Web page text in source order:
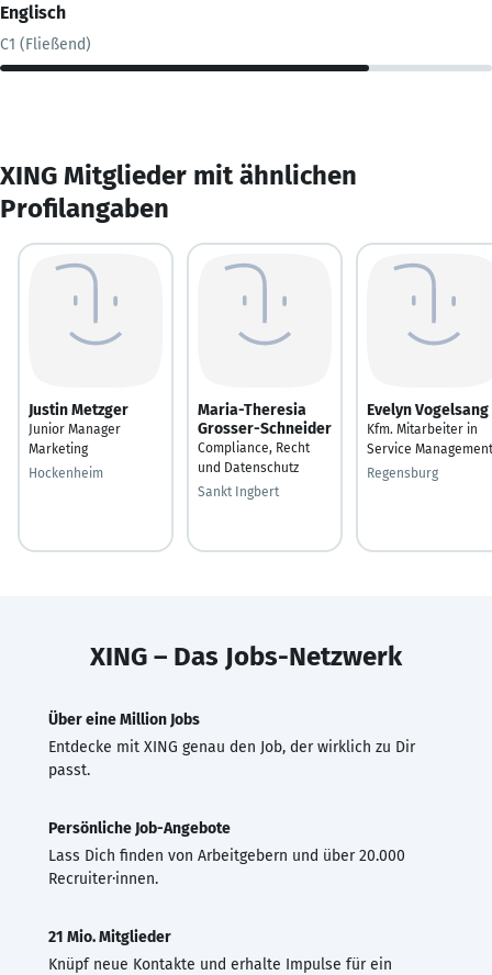
Englisch
C1 (Fließend)
XING Mitglieder mit ähnlichen
Profilangaben
Justin Metzger
Junior Manager
Marketing
Hockenheim
Maria-Theresia
Grosser-Schneider
Compliance, Recht
und Datenschutz
Sankt Ingbert
Evelyn Vogelsang
Kfm. Mitarbeiter in
Service Management
Regensburg
XING – Das Jobs-Netzwerk
Über eine Million Jobs
Entdecke mit XING genau den Job, der wirklich zu Dir
passt.
Persönliche Job-Angebote
Lass Dich finden von Arbeitgebern und über 20.000
Recruiter·innen.
21 Mio. Mitglieder
Knüpf neue Kontakte und erhalte Impulse für ein